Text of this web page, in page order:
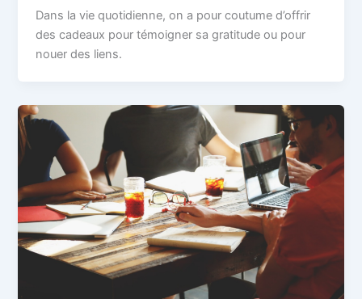
Dans la vie quotidienne, on a pour coutume d’offrir
des cadeaux pour témoigner sa gratitude ou pour
nouer des liens.